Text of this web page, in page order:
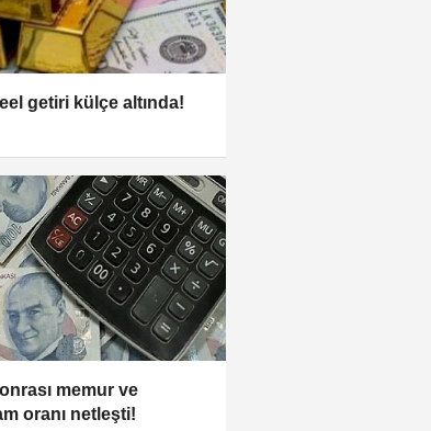
getiri külçe altında!
memur ve
oranı netleşti!